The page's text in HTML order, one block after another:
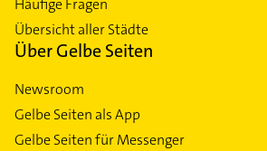
Übersicht aller Städte
Über Gelbe Seiten
Newsroom
Gelbe Seiten als App
Gelbe Seiten für Messenger